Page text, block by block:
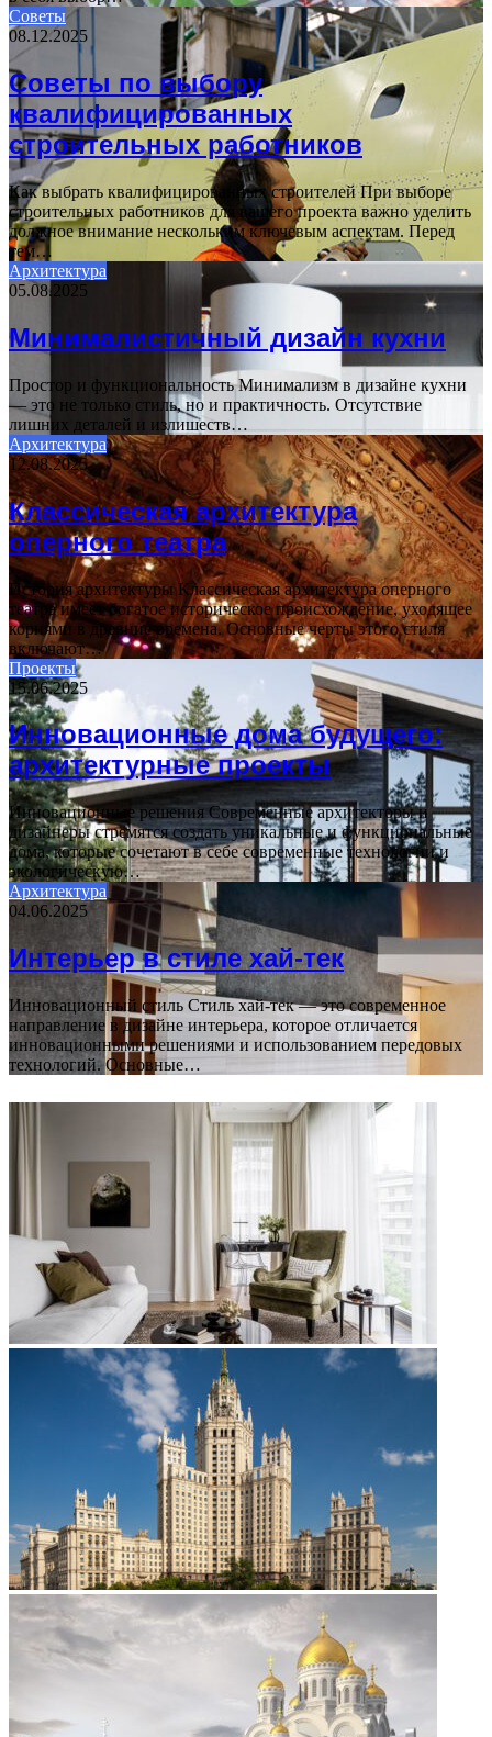
Советы
08.12.2025
Советы по выбору
квалифицированных
строительных работников
Как выбрать квалифицированных строителей При выборе
строительных работников для вашего проекта важно уделить
должное внимание нескольким ключевым аспектам. Перед
тем…
Архитектура
05.08.2025
Минималистичный дизайн кухни
Простор и функциональность Минимализм в дизайне кухни
— это не только стиль, но и практичность. Отсутствие
лишних деталей и излишеств…
Архитектура
12.08.2025
Классическая архитектура
оперного театра
История архитектуры Классическая архитектура оперного
театра имеет богатое историческое происхождение, уходящее
корнями в древние времена. Основные черты этого стиля
включают…
Проекты
15.06.2025
Инновационные дома будущего:
архитектурные проекты
Инновационные решения Современные архитекторы и
дизайнеры стремятся создать уникальные и функциональные
дома, которые сочетают в себе современные технологии и
экологическую…
Архитектура
04.06.2025
Интерьер в стиле хай-тек
Инновационный стиль Стиль хай-тек — это современное
направление в дизайне интерьера, которое отличается
инновационными решениями и использованием передовых
технологий. Основные…